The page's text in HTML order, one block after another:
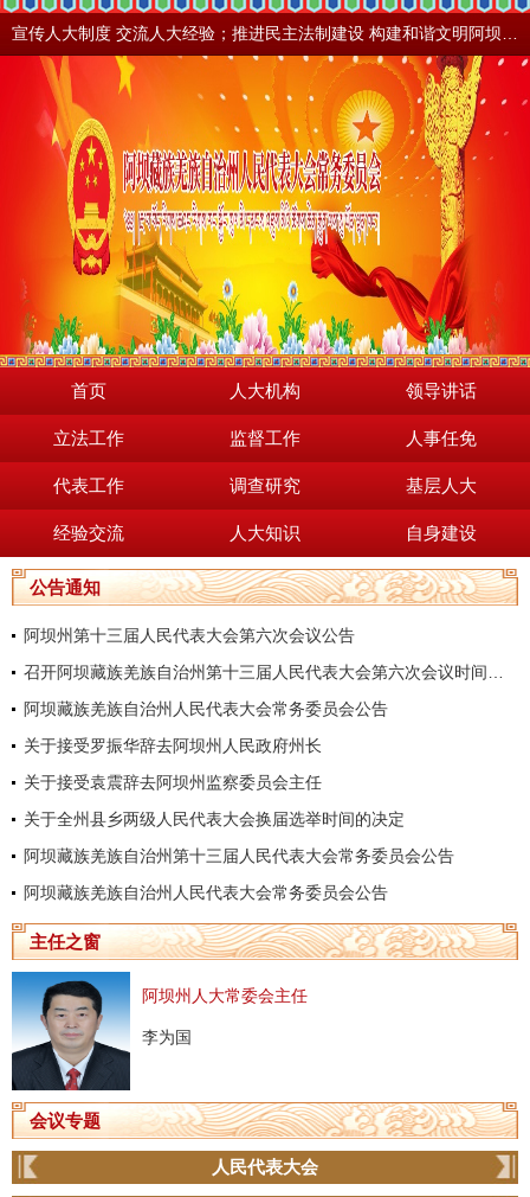
首页 人大机构 领导讲话
立法工作 监督工作 人事任免
代表工作 调查研究 基层人大
经验交流 人大知识 自身建设
公告通知
阿坝州第十三届人民代表大会第六次会议公告
阿坝藏族羌族自治州人民代表大会常务委员会公告
关于接受罗振华辞去阿坝州人民政府州长
关于接受袁震辞去阿坝州监察委员会主任
关于全州县乡两级人民代表大会换届选举时间的决定
阿坝藏族羌族自治州第十三届人民代表大会常务委员会公告
阿坝藏族羌族自治州人民代表大会常务委员会公告
主任之窗
阿坝州人大常委会主任
李为国
会议专题
人民代表大会